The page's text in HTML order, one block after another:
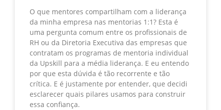
O que mentores compartilham com a liderança
da minha empresa nas mentorias 1:1? Esta é
uma pergunta comum entre os profissionais de
RH ou da Diretoria Executiva das empresas que
contratam os programas de mentoria individual
da Upskill para a média liderança. E eu entendo
por que esta dúvida é tão recorrente e tão
crítica. E é justamente por entender, que decidi
esclarecer quais pilares usamos para construir
essa confiança.